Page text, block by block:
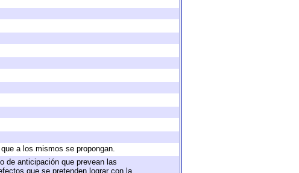
a los mismos se propongan.
de anticipación que prevean las
que se pretenden lograr con la